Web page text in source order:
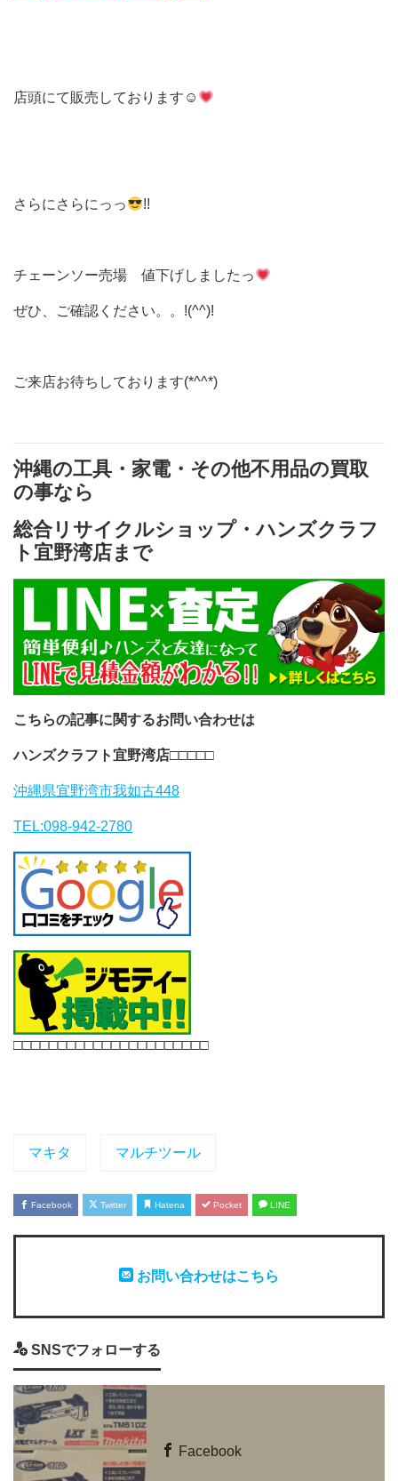
店頭にて販売しております☺
さらにさらにっっ !!
チェーンソー売場 値下げしましたっ
ぜひ、ご確認ください。。!(^^)!
ご来店お待ちしております(*^^*)
沖縄の工具・家電・その他不用品の買取
の事なら
総合リサイクルショップ・ハンズクラフ
ト宜野湾店まで
こちらの記事に関するお問い合わせは
ハンズクラフト宜野湾店□□□□□
沖縄県宜野湾市我如古448
TEL:098-942-2780
□□□□□□□□□□□□□□□□□□□□□□
マキタ マルチツール
Facebook Twitter Hatena Pocket LINE
お問い合わせはこちら
SNSでフォローする
Facebook